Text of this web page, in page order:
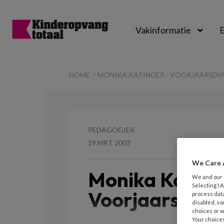
Vakinformatie
HOME MONIKA KATINGER -
PEDAGOGIEK
19 MRT 2007
Monika
Voorjaarsdipje
We Care
We and our
Selecting I
process
disabled,
choices or
Your